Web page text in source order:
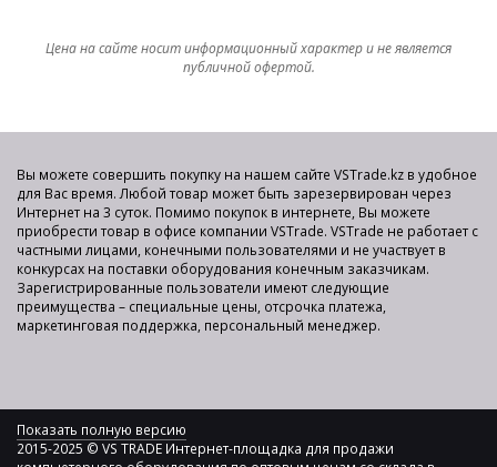
Цена на сайте носит информационный характер и не является
публичной офертой.
Вы можете совершить покупку на нашем сайте VSTrade.kz в удобное
для Вас время. Любой товар может быть зарезервирован через
Интернет на 3 суток. Помимо покупок в интернете, Вы можете
приобрести товар в офисе компании VSTrade. VSTrade не работает с
частными лицами, конечными пользователями и не участвует в
конкурсах на поставки оборудования конечным заказчикам.
Зарегистрированные пользователи имеют следующие
преимущества – специальные цены, отсрочка платежа,
маркетинговая поддержка, персональный менеджер.
Показать полную версию
2015-2025 © VS TRADE Интернет-площадка для продажи